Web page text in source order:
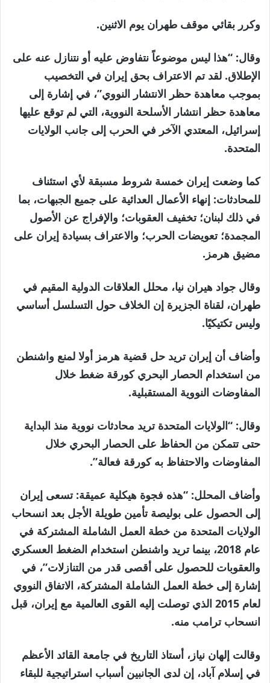
وكرر بقائي موقف طهران يوم الاثنين.
وقال: “هذا ليس موضوعاً نتفاوض عليه أو نتنازل عنه على
الإطلاق. لقد تم الاعتراف بحق إيران في التخصيب
بموجب معاهدة حظر الانتشار النووي”، في إشارة إلى
معاهدة حظر انتشار الأسلحة النووية، التي لم توقع عليها
إسرائيل، المعتدي الآخر في الحرب إلى جانب الولايات
المتحدة.
كما وضعت إيران خمسة شروط مسبقة لأي استئناف
للمحادثات: إنهاء الأعمال العدائية على جميع الجبهات، بما
في ذلك لبنان؛ تخفيف العقوبات؛ والإفراج عن الأصول
المجمدة؛ تعويضات الحرب؛ والاعتراف بسيادة إيران على
مضيق هرمز.
وقال جواد هيران نيا، محلل العلاقات الدولية المقيم في
طهران، لقناة الجزيرة إن الخلاف حول التسلسل أساسي
وليس تكتيكيًا.
وأضاف أن إيران تريد حل قضية هرمز أولا لمنع واشنطن
من استخدام الحصار البحري كورقة ضغط خلال
المفاوضات النووية المستقبلية.
وقال: “الولايات المتحدة تريد محادثات نووية منذ البداية
حتى تتمكن من الحفاظ على الحصار البحري خلال
المفاوضات والاحتفاظ به كورقة فعالة”.
وأضاف المحلل: “هذه فجوة هيكلية عميقة: تسعى إيران
إلى الحصول على بوليصة تأمين طويلة الأجل بعد انسحاب
الولايات المتحدة من خطة العمل الشاملة المشتركة في
عام 2018، بينما تريد واشنطن استخدام الضغط العسكري
والعقوبات للحصول على أقصى قدر من التنازلات”، في
إشارة إلى خطة العمل الشاملة المشتركة، الاتفاق النووي
لعام 2015 الذي توصلت إليه القوى العالمية مع إيران، قبل
انسحاب ترامب منه.
وقالت إلهان نياز، أستاذ التاريخ في جامعة القائد الأعظم
في إسلام آباد، إن لدى الجانبين أسباب استراتيجية للبقاء